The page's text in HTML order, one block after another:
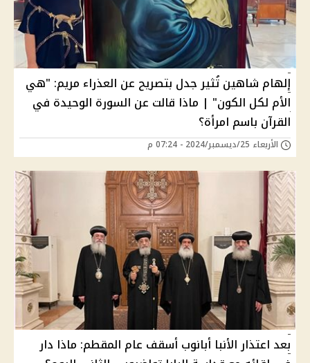
إلهام شاهين تُثير جدل بتصريح عن العذراء مريم: "هي
الأم لكل الكون" | ماذا قالت عن السورة الوحيدة في
القرآن باسم امرأة؟
الأربعاء 25/ديسمبر/2024 - 07:24 م
بعد اعتذار الأنبا أبانوب أسقف عام المقطم: ماذا دار